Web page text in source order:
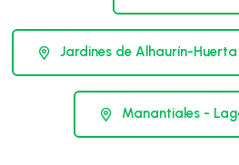
Jardines de Alhaurín-
Manantiales -